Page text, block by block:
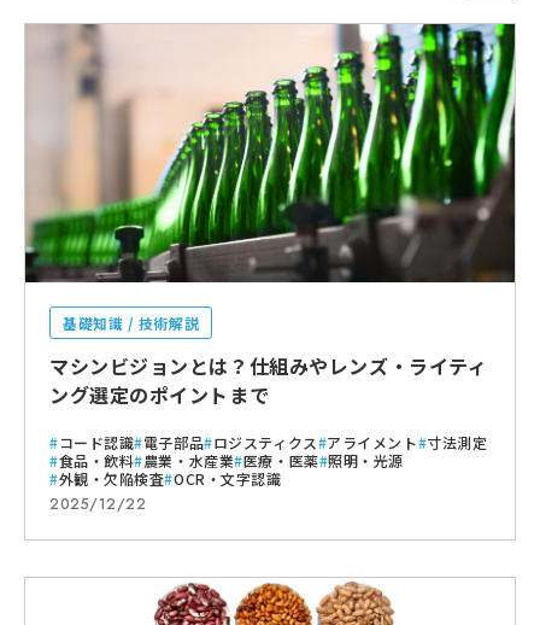
基礎知識 / 技術解説
マシンビジョンとは？仕組みやレンズ・ライティ
ング選定のポイントまで
コード認識 電子部品 ロジスティクス アライメント 寸法測定
食品・飲料 農業・水産業 医療・医薬 照明・光源
外観・欠陥検査 OCR・文字認識
2025/12/22